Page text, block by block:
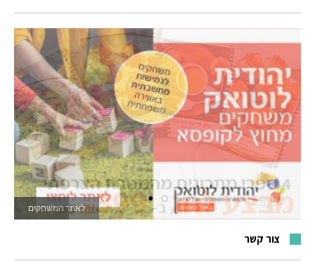
לאתר המשחקים
צור קשר